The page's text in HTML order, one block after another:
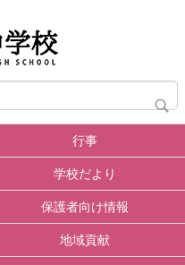
行事
学校だより
保護者向け情報
地域貢献